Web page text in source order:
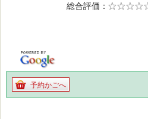
総合評価
5段階評価
予約かごへ